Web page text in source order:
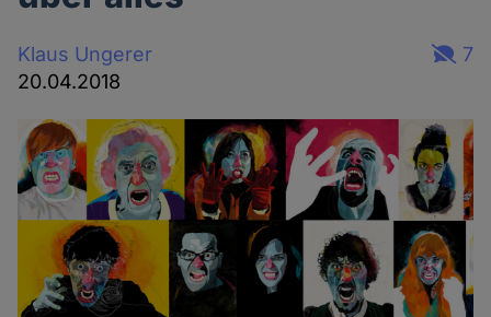
Klaus Ungerer
20.04.2018
7